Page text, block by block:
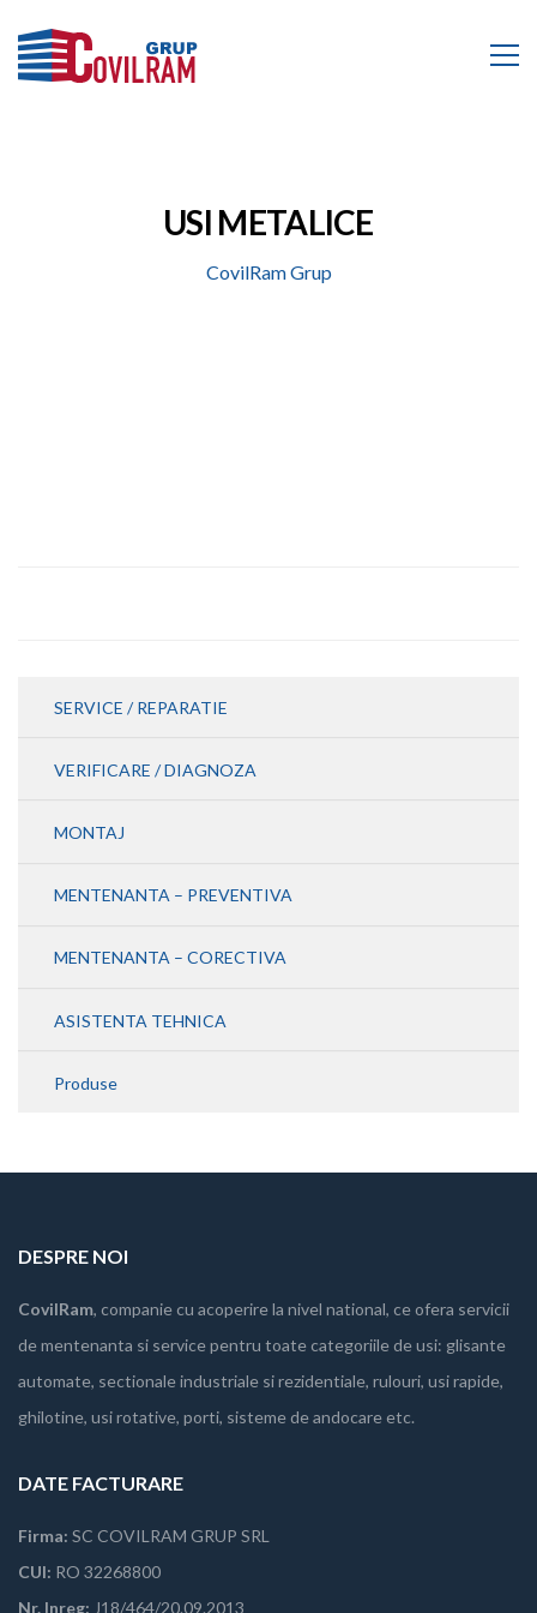
USI METALICE
CovilRam Grup
SERVICE / REPARATIE
VERIFICARE / DIAGNOZA
MONTAJ
MENTENANTA – PREVENTIVA
MENTENANTA – CORECTIVA
ASISTENTA TEHNICA
Produse
DESPRE NOI
CovilRam, companie cu acoperire la nivel national, ce ofera servicii
de mentenanta si service pentru toate categoriile de usi: glisante
automate, sectionale industriale si rezidentiale, rulouri, usi rapide,
ghilotine, usi rotative, porti, sisteme de andocare etc.
DATE FACTURARE
Firma: SC COVILRAM GRUP SRL
CUI: RO 32268800
Nr. Inreg: J18/464/20.09.2013